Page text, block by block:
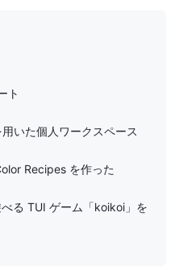
ト
いた個人ワークスペース
Recipes を作った
る TUI ゲーム「koikoi」を